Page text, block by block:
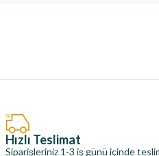
Hızlı Teslimat
Siparişleriniz 1-3 iş günü içinde